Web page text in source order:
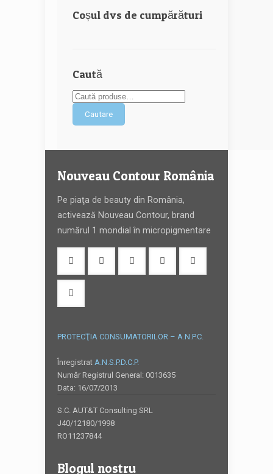
Coșul dvs de cumpărături
Caută
Cautare
Nouveau Contour România
Pe piaţa de beauty din România,
activează Nouveau Contour, brand
numărul 1 mondial în micropigmentare
PROTECŢIA CONSUMATORILOR – A.N.P.C.
Înregistrat A.N.S.P.D.C.P.
Număr Registrul General: 0013635
Data: 16/07/2013
S.C. AUT&T Consulting SRL
J40/12180/1998
RO11237844
Blogul nostru